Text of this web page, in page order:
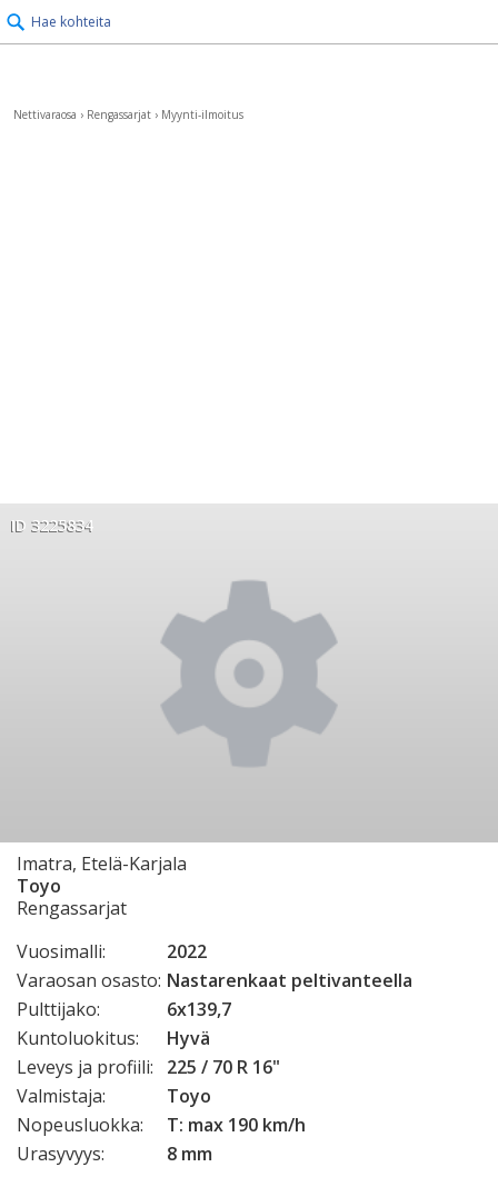
Hae kohteita
Nettivaraosa › Rengassarjat › Myynti-ilmoitus
ID 3225834
Imatra, Etelä-Karjala
Toyo
Rengassarjat
Vuosimalli:
2022
Varaosan osasto: Nastarenkaat peltivanteella
Pulttijako:
6x139,7
Kuntoluokitus:
Hyvä
Leveys ja profiili:
225 / 70 R 16"
Valmistaja:
Toyo
Nopeusluokka:
T: max 190 km/h
Urasyvyys:
8 mm